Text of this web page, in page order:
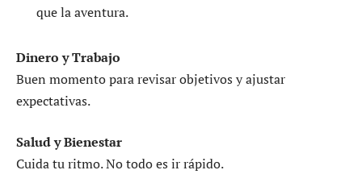
que la aventura.
Dinero y Trabajo
Buen momento para revisar objetivos y ajustar
expectativas.
Salud y Bienestar
Cuida tu ritmo. No todo es ir rápido.